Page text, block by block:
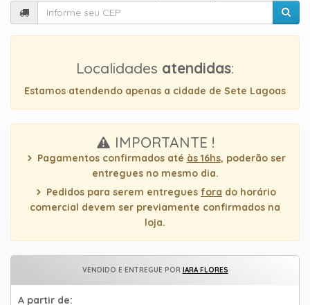
Central
Atendimento
Chat
Envie-
uma
mensagem
Localidades atendidas:
Estamos atendendo apenas a cidade de Sete Lagoas
IMPORTANTE !
Pagamentos confirmados até às 16hs, poderão ser
entregues no mesmo dia.
Pedidos para serem entregues fora do horário
comercial devem ser previamente confirmados na
loja.
VENDIDO E ENTREGUE POR IARA FLORES
A partir de: